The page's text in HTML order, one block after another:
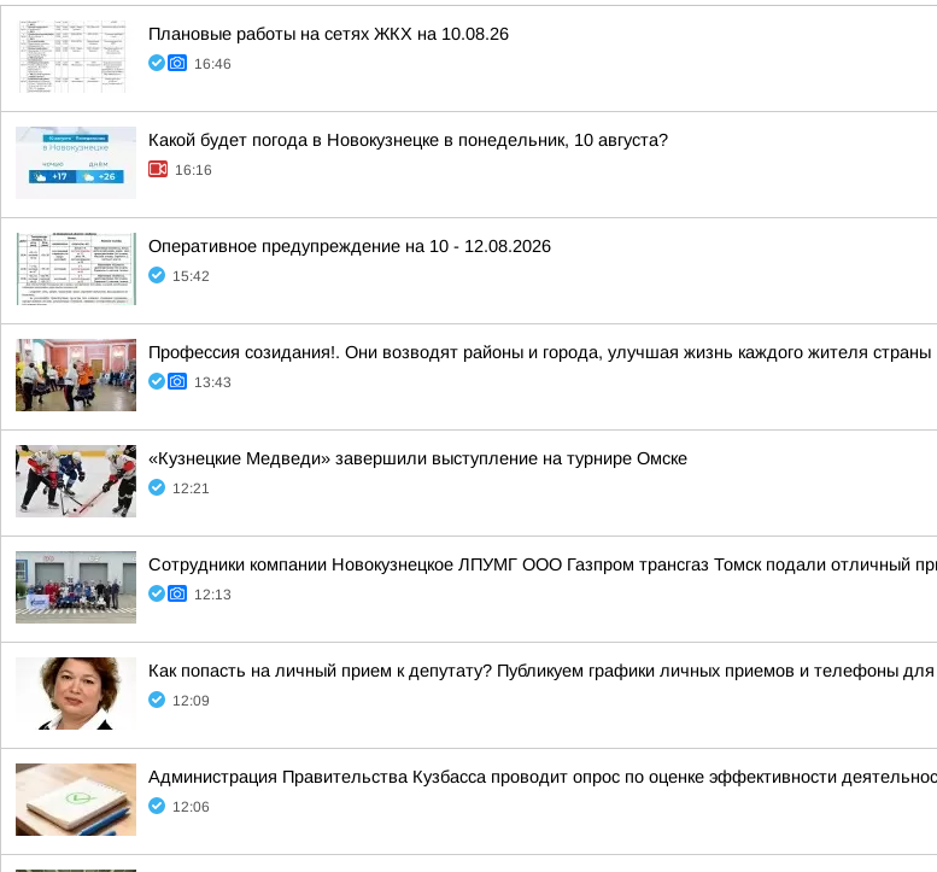
Плановые работы на сетях ЖКХ на 10.08.26
16:46
Какой будет погода в Новокузнецке в понедельник, 10 августа?
16:16
Оперативное предупреждение на 10 - 12.08.2026
15:42
Профессия созидания!. Они возводят районы и города, улучшая жизнь каждого жителя страны
13:43
«Кузнецкие Медведи» завершили выступление на турнире Омске
12:21
Сотрудники компании Новокузнецкое ЛПУМГ ООО Газпром трансгаз Томск подали отличный
12:13
Как попасть на личный прием к депутату? Публикуем графики личных приемов и телефоны для
12:09
Администрация Правительства Кузбасса проводит опрос по оценке эффективности
12:06